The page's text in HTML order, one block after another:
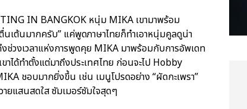
IN BANGKOK หนุ่ม MIKA เขามาพร้อม
เต้นมากครับ” แค่พูดภาษาไทยก็ทำเอาหนุ่มคูลดูน่า
ช่วงเวลาแห่งการพูดคุย MIKA มาพร้อมกับการอัพเดท
าได้ทำตั้งแต่มาถึงประเทศไทย ก่อนจะไป Hobby
ชอบมากยิ่งขึ้น เช่น เมนูโปรดอย่าง “ผัดกะเพรา”
ยแสนสดใส ซัมเมอร์ซัมใจสุดๆ